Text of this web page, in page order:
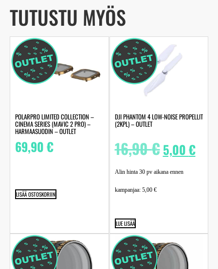
TUTUSTU MYÖS
POLARPRO LIMITED COLLECTION –
CINEMA SERIES (MAVIC 2 PRO) –
HARMAASUODIN – OUTLET
69,90€
LISÄÄ OSTOSKORIIN
DJI PHANTOM 4 LOW-NOISE PROPELLIT
(2KPL) – OUTLET
16,90€ 5,00€
Alin hinta 30 pv aikana ennen
kampanjaa: 5,00 €
LUE LISÄÄ